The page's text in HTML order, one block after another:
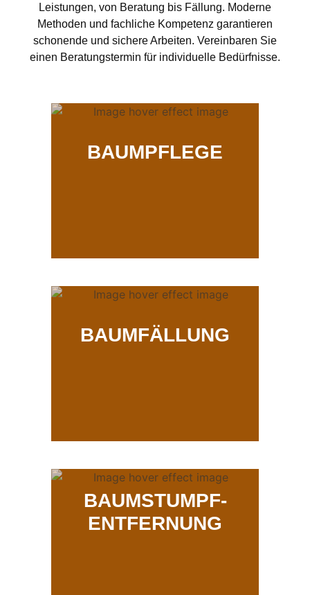
Leistungen, von Beratung bis Fällung. Moderne
Methoden und fachliche Kompetenz garantieren
schonende und sichere Arbeiten. Vereinbaren Sie
einen Beratungstermin für individuelle Bedürfnisse.
BAUMPFLEGE
BAUMFÄLLUNG
BAUMSTUMPF-
ENTFERNUNG